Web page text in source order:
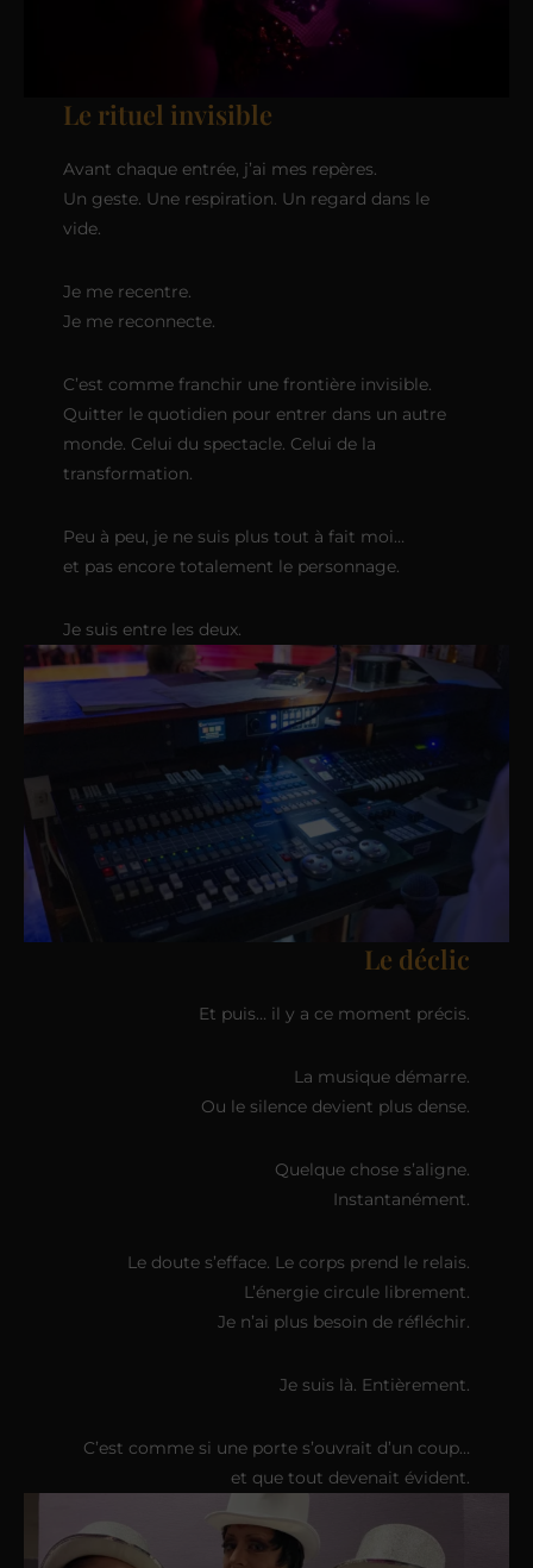
Le rituel invisible
Avant chaque entrée, j’ai mes repères.
Un geste. Une respiration. Un regard dans le
vide.
Je me recentre.
Je me reconnecte.
C’est comme franchir une frontière invisible.
Quitter le quotidien pour entrer dans un autre
monde. Celui du spectacle. Celui de la
transformation.
Peu à peu, je ne suis plus tout à fait moi…
et pas encore totalement le personnage.
Je suis entre les deux.
Le déclic
Et puis… il y a ce moment précis.
La musique démarre.
Ou le silence devient plus dense.
Quelque chose s’aligne.
Instantanément.
Le doute s’efface. Le corps prend le relais.
L’énergie circule librement.
Je n’ai plus besoin de réfléchir.
Je suis là. Entièrement.
C’est comme si une porte s’ouvrait d’un coup…
et que tout devenait évident.